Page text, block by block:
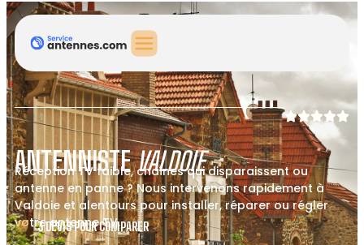
ANTENNISTEVALDOIE
Réception TV faible, chaînes qui disparaissent ou
antenne en panne ? Nous intervenons rapidement à
Valdoie et alentours pour installer, réparer ou régler
votre antenne TV.
3 DEVIS POUR COMPARER